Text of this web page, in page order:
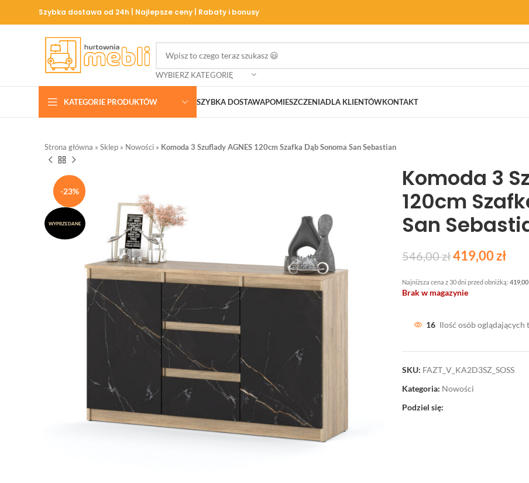
Szybka dostawa od 24h | Najlepsze ceny | Rabaty i bonusy
WYBIERZ KATEGORIĘ
KATEGORIE PRODUKTÓW SZYBKA DOSTAWAPOMIESZCZENIADLA KLIENTÓWKONTAKT
Strona główna » Sklep » Nowości » Komoda 3 Szuflady AGNES 120cm Szafka Dąb Sonoma San Sebastian
-23%
WYPRZEDANE
Komoda 3
120cm
San
546,00zł419,00zł
Najniższa cena z 30 dni przed obniżką: 419,00
Brak w magazynie
16 Ilość osób oglądających
SKU: FAZT_V_KA2D3SZ_SOSS
Kategoria: Nowości
Podziel się: